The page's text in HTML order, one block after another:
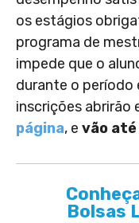
os estágios
programa de
impede que o
durante o período
inscrições abrirão
página, e vão até
Bolsas